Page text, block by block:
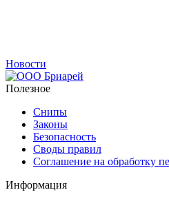
Новости
Полезное
Снипы
Законы
Безопасность
Своды правил
Соглашение на обработку
Информация